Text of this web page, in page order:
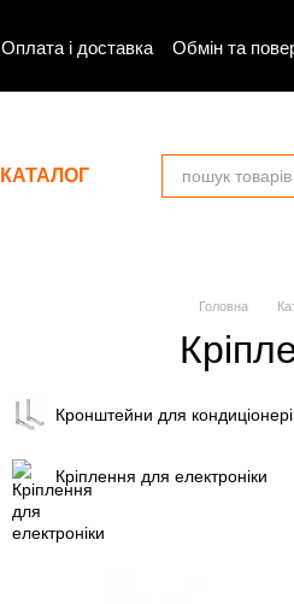
Оплата і доставка Обмін та
КАТАЛОГ
Головна
Кронштейни для
Кріплення для електроніки